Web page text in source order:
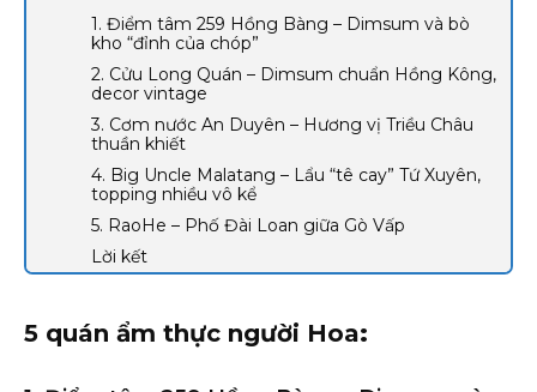
1. Điểm tâm 259 Hồng Bàng – Dimsum và bò
kho “đỉnh của chóp”
2. Cửu Long Quán – Dimsum chuẩn Hồng Kông,
decor vintage
3. Cơm nước An Duyên – Hương vị Triều Châu
thuần khiết
4. Big Uncle Malatang – Lẩu “tê cay” Tứ Xuyên,
topping nhiều vô kể
5. RaoHe – Phố Đài Loan giữa Gò Vấp
Lời kết
5 quán ẩm thực người Hoa: